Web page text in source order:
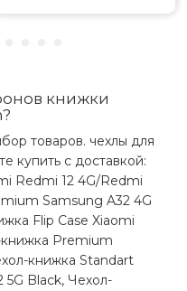
книжки
товаров. чехлы для
купить с доставкой:
Redmi 12 4G/Redmi
Samsung A32 4G
Flip Case Xiaomi
Premium
книжка Standart
5G Black, Чехол-